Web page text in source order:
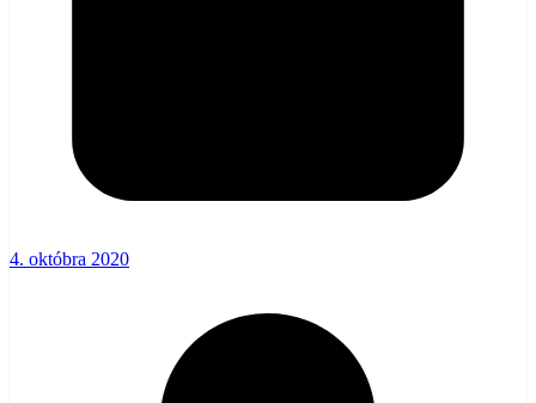
4. októbra 2020